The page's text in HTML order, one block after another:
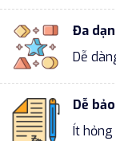
Đa
Dễ
Dễ
Ít